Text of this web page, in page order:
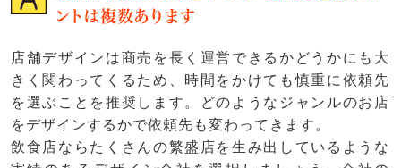
ントは複数あります
店舗デザインは商売を長く運営できるかどうかにも大
きく関わってくるため、時間をかけても慎重に依頼先
を選ぶことを推奨します。どのようなジャンルのお店
をデザインするかで依頼先も変わってきます。
飲食店ならたくさんの繁盛店を生み出しているような